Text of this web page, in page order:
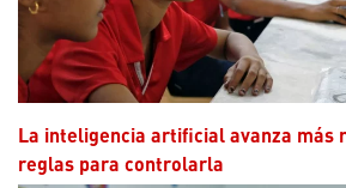
La inteligencia artificial avanza más rápido que las
reglas para controlarla